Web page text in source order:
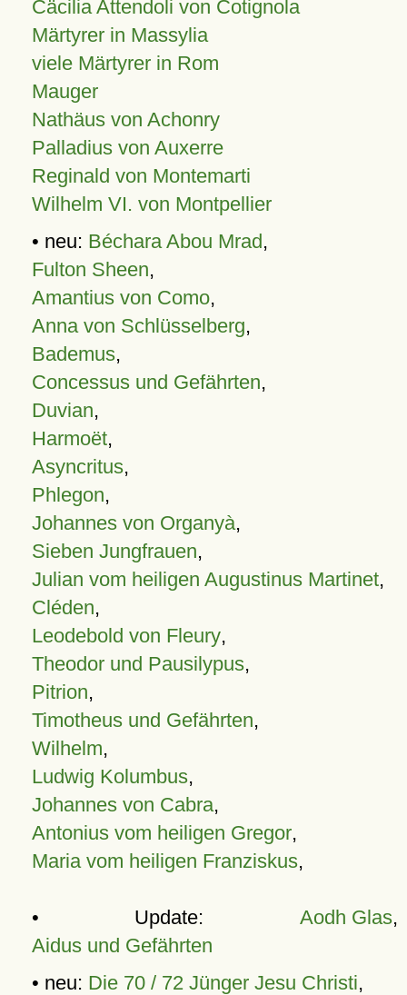
Cäcilia Attendoli von Cotignola
Märtyrer in Massylia
viele Märtyrer in Rom
Mauger
Nathäus von Achonry
Palladius von Auxerre
Reginald von Montemarti
Wilhelm VI. von Montpellier
• neu: Béchara Abou Mrad,
Fulton Sheen,
Amantius von Como,
Anna von Schlüsselberg,
Bademus,
Concessus und Gefährten,
Duvian,
Harmoët,
Asyncritus,
Phlegon,
Johannes von Organyà,
Sieben Jungfrauen,
Julian vom heiligen Augustinus Martinet,
Cléden,
Leodebold von Fleury,
Theodor und Pausilypus,
Pitrion,
Timotheus und Gefährten,
Wilhelm,
Ludwig Kolumbus,
Johannes von Cabra,
Antonius vom heiligen Gregor,
Maria vom heiligen Franziskus,
• Update: Aodh Glas,
Aidus und Gefährten
• neu: Die 70 / 72 Jünger Jesu Christi,